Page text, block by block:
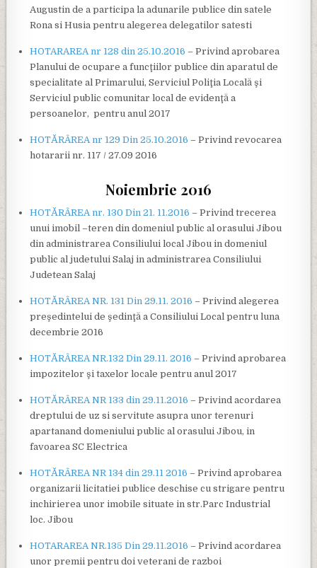
Augustin de a participa la adunarile publice din satele
Rona si Husia pentru alegerea delegatilor satesti
HOTARAREA nr 128 din 25.10.2016 – Privind aprobarea
Planului de ocupare a funcţiilor publice din aparatul de
specialitate al Primarului, Serviciul Poliţia Locală şi
Serviciul public comunitar local de evidenţă a
persoanelor, pentru anul 2017
HOTĂRÂREA nr 129 Din 25.10.2016 – Privind revocarea
hotararii nr. 117 / 27.09 2016
Noiembrie 2016
HOTĂRÂREA nr. 130 Din 21. 11.2016 – Privind trecerea
unui imobil –teren din domeniul public al orasului Jibou
din administrarea Consiliului local Jibou in domeniul
public al judetului Salaj in administrarea Consiliului
Judetean Salaj
HOTĂRÂREA NR. 131 Din 29.11. 2016 – Privind alegerea
preşedintelui de şedinţă a Consiliului Local pentru luna
decembrie 2016
HOTĂRÂREA NR.132 Din 29.11. 2016 – Privind aprobarea
impozitelor şi taxelor locale pentru anul 2017
HOTĂRÂREA NR 133 din 29.11.2016 – Privind acordarea
dreptului de uz si servitute asupra unor terenuri
apartanand domeniului public al orasului Jibou, in
favoarea SC Electrica
HOTĂRÂREA NR 134 din 29.11 2016 – Privind aprobarea
organizarii licitatiei publice deschise cu strigare pentru
inchirierea unor imobile situate in str.Parc Industrial
loc. Jibou
HOTARAREA NR.135 Din 29.11.2016 – Privind acordarea
unor premii pentru doi veterani de razboi